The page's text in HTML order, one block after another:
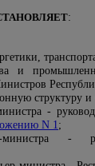
:
и
структуру и
-
N 1;
министра -